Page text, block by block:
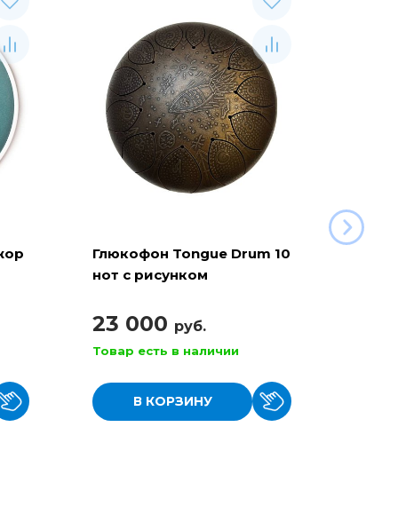
Глюкофон Tongue Drum 10
нот с рисунком
23 000 руб.
Товар есть в наличии
В КОРЗИНУ